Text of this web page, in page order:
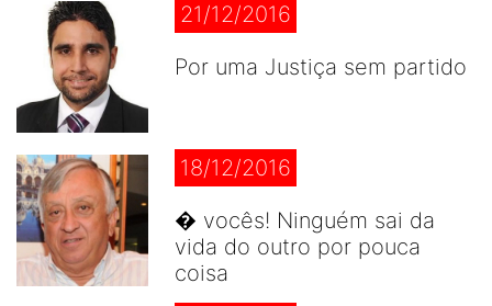
21/12/2016
Por uma Justiça sem partido
18/12/2016
� vocês! Ninguém sai da
vida do outro por pouca
coisa